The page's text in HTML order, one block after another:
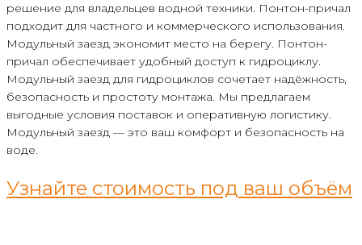
решение для владельцев водной техники. Понтон-причал
подходит для частного и коммерческого использования.
Модульный заезд экономит место на берегу. Понтон-
причал обеспечивает удобный доступ к гидроциклу.
Модульный заезд для гидроциклов сочетает надёжность,
безопасность и простоту монтажа. Мы предлагаем
выгодные условия поставок и оперативную логистику.
Модульный заезд — это ваш комфорт и безопасность на
воде.
Узнайте стоимость под ваш объём